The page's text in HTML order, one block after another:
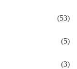
(53)
(5)
(3)